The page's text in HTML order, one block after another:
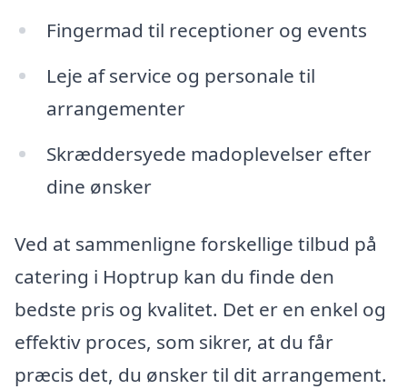
Fingermad til receptioner og events
Leje af service og personale til
arrangementer
Skræddersyede madoplevelser efter
dine ønsker
Ved at sammenligne forskellige tilbud på
catering i Hoptrup kan du finde den
bedste pris og kvalitet. Det er en enkel og
effektiv proces, som sikrer, at du får
præcis det, du ønsker til dit arrangement.